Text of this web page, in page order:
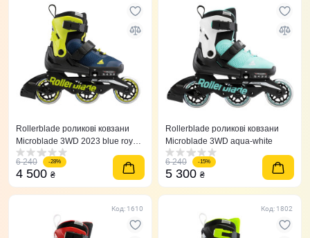
Rollerblade роликові ковзани
Microblade 3WD 2023 blue royal-
lime
6 240
-28%
4 500 ₴
Rollerblade роликові ковзани
Microblade 3WD aqua-white
6 240 -15%
5 300 ₴
Код: 1610 Код: 1802